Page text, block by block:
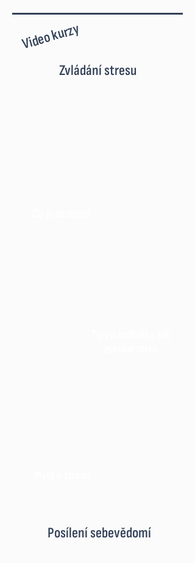
Video kurzy
Zvládání stresu
Posílení sebevědomí